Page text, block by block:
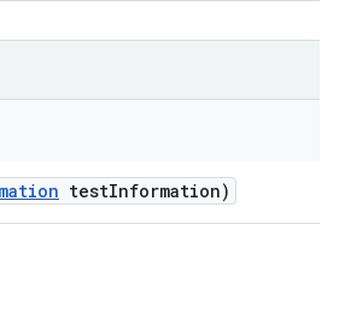
testInformation)